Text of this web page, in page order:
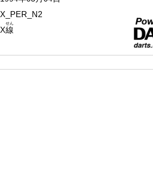
X_PER_N2
X線
せん